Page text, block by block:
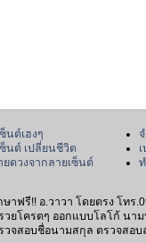
นต์เฮงๆ
ซ็นต์ เปลี่ยนชีวิต
ดวงจากลายเซ็นต์
ษาฟรี!! อ.วาวา โดยตรง โทร
วยโครตๆ ออกแบบโลโก้ นา
วจสอบชื่อนามสกุล ตรวจสอ